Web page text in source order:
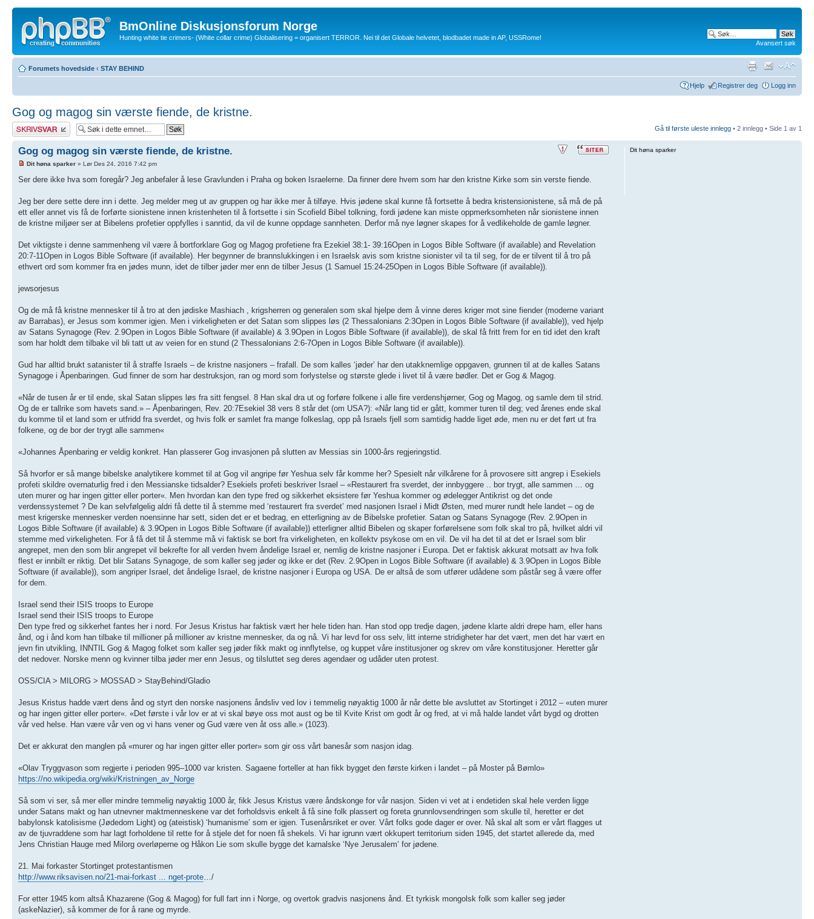
BmOnline Diskusjonsforum Norge
Hunting white tie crimers- (White collar crime) Globalisering = organisert TERROR. Nei til det Globale helvetet, blodbadet made in AP, USSRome!
Avansert søk
Forumets hovedside ‹ STAY BEHIND
Hjelp Registrer deg Logg inn
Gog og magog sin værste fiende, de kristne.
Skriv et svar Gå til første uleste innlegg • 2 innlegg • Side 1 av 1
Gog og magog sin værste fiende, de kristne.
Dit høna sparker » Lør Des 24, 2016 7:42 pm
Ser dere ikke hva som foregår? Jeg anbefaler å lese Gravlunden i Praha og boken Israelerne. Da finner dere hvem som har den kristne Kirke som sin verste fiende.
Jeg ber dere sette dere inn i dette. Jeg melder meg ut av gruppen og har ikke mer å tilføye. Hvis jødene skal kunne få fortsette å bedra kristensionistene, så må de på
ett eller annet vis få de forførte sionistene innen kristenheten til å fortsette i sin Scofield Bibel tolkning, fordi jødene kan miste oppmerksomheten når sionistene innen
de kristne miljøer ser at Bibelens profetier oppfylles i sanntid, da vil de kunne oppdage sannheten. Derfor må nye løgner skapes for å vedlikeholde de gamle løgner.
Det viktigste i denne sammenheng vil være å bortforklare Gog og Magog profetiene fra Ezekiel 38:1- 39:16Open in Logos Bible Software (if available) and Revelation
20:7-11Open in Logos Bible Software (if available). Her begynner de brannslukkingen i en Israelsk avis som kristne sionister vil ta til seg, for de er tilvent til å tro på
ethvert ord som kommer fra en jødes munn, idet de tilber jøder mer enn de tilber Jesus (1 Samuel 15:24-25Open in Logos Bible Software (if available)).
jewsorjesus
Og de må få kristne mennesker til å tro at den jødiske Mashiach , krigsherren og generalen som skal hjelpe dem å vinne deres kriger mot sine fiender (moderne variant
av Barrabas), er Jesus som kommer igjen. Men i virkeligheten er det Satan som slippes løs (2 Thessalonians 2:3Open in Logos Bible Software (if available)), ved hjelp
av Satans Synagoge (Rev. 2.9Open in Logos Bible Software (if available) & 3.9Open in Logos Bible Software (if available)), de skal få fritt frem for en tid idet den kraft
som har holdt dem tilbake vil bli tatt ut av veien for en stund (2 Thessalonians 2:6-7Open in Logos Bible Software (if available)).
Gud har alltid brukt satanister til å straffe Israels – de kristne nasjoners – frafall. De som kalles ‘jøder’ har den utakknemlige oppgaven, grunnen til at de kalles Satans
Synagoge i Åpenbaringen. Gud finner de som har destruksjon, ran og mord som forlystelse og største glede i livet til å være bødler. Det er Gog & Magog.
«Når de tusen år er til ende, skal Satan slippes løs fra sitt fengsel. 8 Han skal dra ut og forføre folkene i alle fire verdenshjørner, Gog og Magog, og samle dem til strid.
Og de er tallrike som havets sand.» – Åpenbaringen, Rev. 20:7Esekiel 38 vers 8 står det (om USA?): «Når lang tid er gått, kommer turen til deg; ved årenes ende skal
du komme til et land som er utfridd fra sverdet, og hvis folk er samlet fra mange folkeslag, opp på Israels fjell som samtidig hadde liget øde, men nu er det ført ut fra
folkene, og de bor der trygt alle sammen«
«Johannes Åpenbaring er veldig konkret. Han plasserer Gog invasjonen på slutten av Messias sin 1000-års regjeringstid.
Så hvorfor er så mange bibelske analytikere kommet til at Gog vil angripe før Yeshua selv får komme her? Spesielt når vilkårene for å provosere sitt angrep i Esekiels
profeti skildre overnaturlig fred i den Messianske tidsalder? Esekiels profeti beskriver Israel – «Restaurert fra sverdet, der innbyggere .. bor trygt, alle sammen … og
uten murer og har ingen gitter eller porter«. Men hvordan kan den type fred og sikkerhet eksistere før Yeshua kommer og ødelegger Antikrist og det onde
verdenssystemet ? De kan selvfølgelig aldri få dette til å stemme med ‘restaurert fra sverdet’ med nasjonen Israel i Midt Østen, med murer rundt hele landet – og de
mest krigerske mennesker verden noensinne har sett, siden det er et bedrag, en etterligning av de Bibelske profetier. Satan og Satans Synagoge (Rev. 2.9Open in
Logos Bible Software (if available) & 3.9Open in Logos Bible Software (if available)) etterligner alltid Bibelen og skaper forførelsene som folk skal tro på, hvilket aldri vil
stemme med virkeligheten. For å få det til å stemme må vi faktisk se bort fra virkeligheten, en kollektv psykose om en vil. De vil ha det til at det er Israel som blir
angrepet, men den som blir angrepet vil bekrefte for all verden hvem åndelige Israel er, nemlig de kristne nasjoner i Europa. Det er faktisk akkurat motsatt av hva folk
flest er innbilt er riktig. Det blir Satans Synagoge, de som kaller seg jøder og ikke er det (Rev. 2.9Open in Logos Bible Software (if available) & 3.9Open in Logos Bible
Software (if available)), som angriper Israel, det åndelige Israel, de kristne nasjoner i Europa og USA. De er altså de som utfører udådene som påstår seg å være offer
for dem.
Israel send their ISIS troops to Europe
Israel send their ISIS troops to Europe
Den type fred og sikkerhet fantes her i nord. For Jesus Kristus har faktisk vært her hele tiden han. Han stod opp tredje dagen, jødene klarte aldri drepe ham, eller hans
ånd, og i ånd kom han tilbake til millioner på millioner av kristne mennesker, da og nå. Vi har levd for oss selv, litt interne stridigheter har det vært, men det har vært en
jevn fin utvikling, INNTIL Gog & Magog folket som kaller seg jøder fikk makt og innflytelse, og kuppet våre institusjoner og skrev om våre konstitusjoner. Heretter går
det nedover. Norske menn og kvinner tilba jøder mer enn Jesus, og tilsluttet seg deres agendaer og udåder uten protest.
OSS/CIA > MILORG > MOSSAD > StayBehind/Gladio
Jesus Kristus hadde vært dens ånd og styrt den norske nasjonens åndsliv ved lov i temmelig nøyaktig 1000 år når dette ble avsluttet av Stortinget i 2012 – «uten murer
og har ingen gitter eller porter«. «Det første i vår lov er at vi skal bøye oss mot aust og be til Kvite Krist om godt år og fred, at vi må halde landet vårt bygd og drotten
vår ved helse. Han være vår ven og vi hans vener og Gud være ven åt oss alle.» (1023).
Det er akkurat den manglen på «murer og har ingen gitter eller porter» som gir oss vårt banesår som nasjon idag.
«Olav Tryggvason som regjerte i perioden 995–1000 var kristen. Sagaene forteller at han fikk bygget den første kirken i landet – på Moster på Bømlo»
https://no.wikipedia.org/wiki/Kristningen_av_Norge
Så som vi ser, så mer eller mindre temmelig nøyaktig 1000 år, fikk Jesus Kristus være åndskonge for vår nasjon. Siden vi vet at i endetiden skal hele verden ligge
under Satans makt og han utnevner maktmenneskene var det forholdsvis enkelt å få sine folk plassert og foreta grunnlovsendringen som skulle til, heretter er det
babylonsk katolisisme (Jødedom Light) og (ateistisk) ‘humanisme’ som er igjen. Tusenårsriket er over. Vårt folks gode dager er over. Nå skal alt som er vårt flagges ut
av de tjuvraddene som har lagt forholdene til rette for å stjele det for noen få shekels. Vi har igrunn vært okkupert territorium siden 1945, det startet allerede da, med
Jens Christian Hauge med Milorg overløperne og Håkon Lie som skulle bygge det karnalske ‘Nye Jerusalem‘ for jødene.
21. Mai forkaster Stortinget protestantismen
http://www.riksavisen.no/21-mai-forkast ... nget-prote …/
For etter 1945 kom altså Khazarene (Gog & Magog) for full fart inn i Norge, og overtok gradvis nasjonens ånd. Et tyrkisk mongolsk folk som kaller seg jøder
(askeNazier), så kommer de for å rane og myrde.
Dit høna sparker